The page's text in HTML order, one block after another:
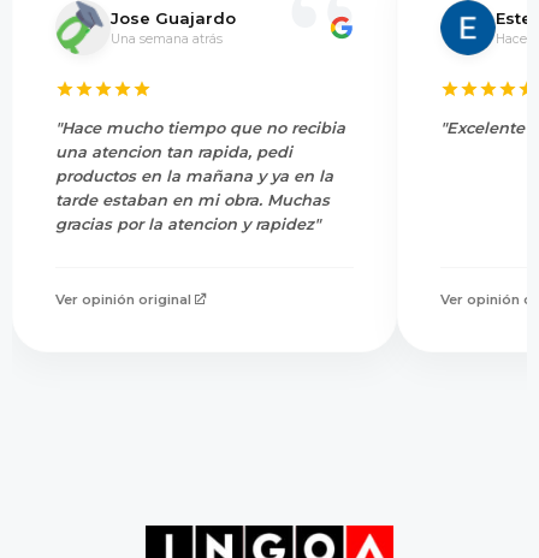
Jose Guajardo
Una semana atrás
"Hace mucho tiempo que no recibia
una atencion tan rapida, pedi
productos en la mañana y ya en la
tarde estaban en mi obra. Muchas
gracias por la atencion y rapidez"
Ver opinión original
Hace
"Excelente
Ver opinión